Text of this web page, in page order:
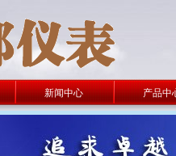
新闻中心 产品中